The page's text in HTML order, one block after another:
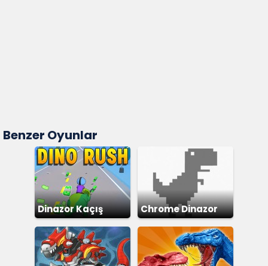
Benzer Oyunlar
Dinazor Kaçış Chrome Dinazor